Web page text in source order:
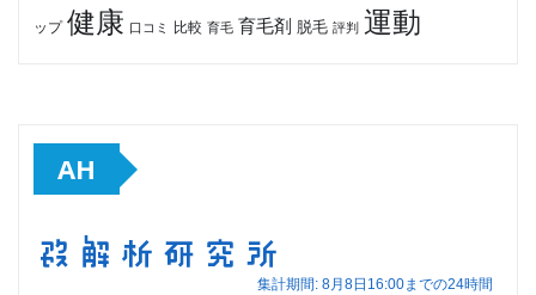
ップ 健康 口コミ 比較 育毛 育毛剤 脱毛 評判 運動
AH